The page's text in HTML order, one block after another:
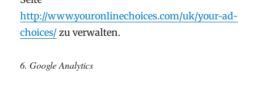
http://www.youronlinechoices.com/uk/your-ad-
choices/ zu verwalten.
6. Google Analytics